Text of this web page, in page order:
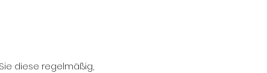
diese regelmäßig,